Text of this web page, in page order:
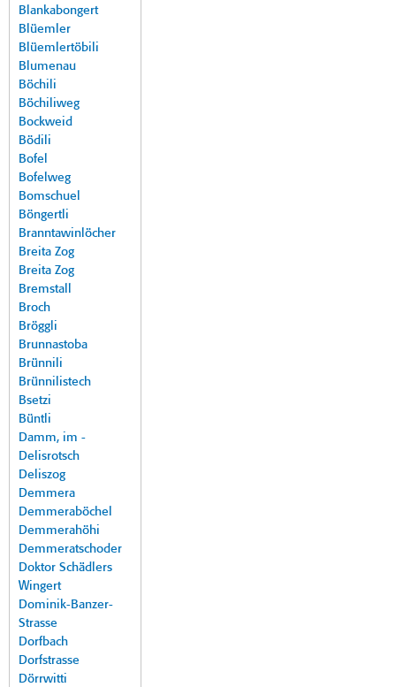
Blankabongert
Blüemler
Blüemlertöbili
Blumenau
Böchili
Böchiliweg
Bockweid
Bödili
Bofel
Bofelweg
Bomschuel
Böngertli
Branntawinlöcher
Breita Zog
Breita Zog
Bremstall
Broch
Bröggli
Brunnastoba
Brünnili
Brünnilistech
Bsetzi
Büntli
Damm, im -
Delisrotsch
Deliszog
Demmera
Demmeraböchel
Demmerahöhi
Demmeratschoder
Doktor Schädlers
Wingert
Dominik-Banzer-
Strasse
Dorfbach
Dorfstrasse
Dörrwitti